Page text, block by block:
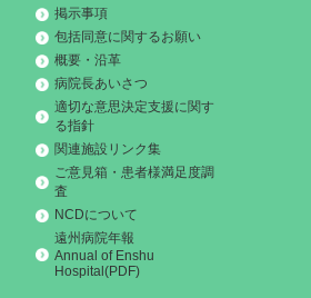
掲示事項
包括同意に関するお願い
概要・沿革
病院長あいさつ
適切な意思決定支援に関す
る指針
関連施設リンク集
ご意見箱・患者様満足度調
査
NCDについて
遠州病院年報
Annual of Enshu
Hospital(PDF)